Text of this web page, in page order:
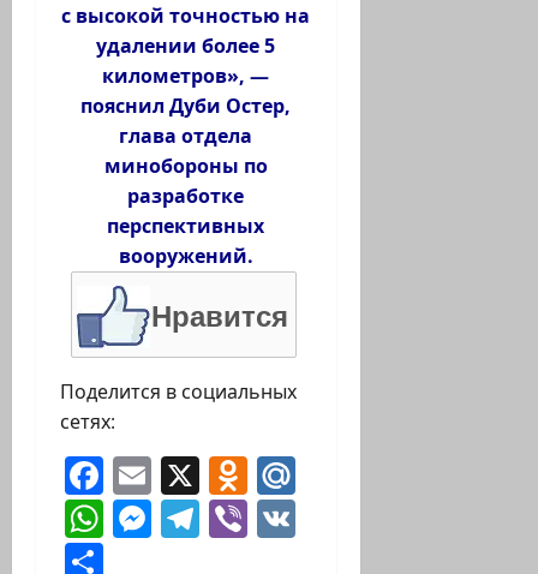
с высокой точностью на
удалении более 5
километров», —
пояснил Дуби Остер,
глава отдела
минобороны по
разработке
перспективных
вооружений.
Нравится
Поделится в социальных
сетях:
Facebook
Email
X Odnoklassniki
WhatsApp
Messenger
Telegram
Viber